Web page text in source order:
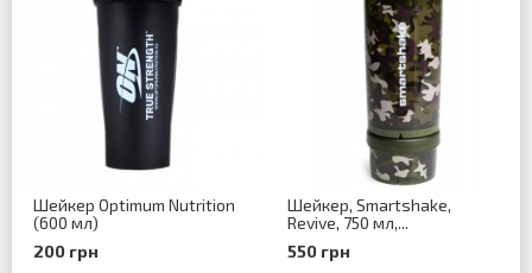
Шейкер Optimum Nutrition
(600 мл)
200 грн
Шейкер, Smartshake,
Revive, 750 мл,...
550 грн